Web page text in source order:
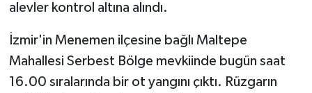
alevler kontrol altına alındı.
İzmir'in Menemen ilçesine bağlı Maltepe
Mahallesi Serbest Bölge mevkiinde bugün saat
16.00 sıralarında bir ot yangını çıktı. Rüzgarın